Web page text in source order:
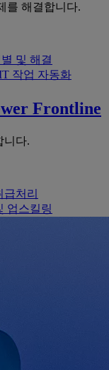
를 해결합니다.
및 해결
작업 자동화
Frontline
니다.
처리
업스킬링